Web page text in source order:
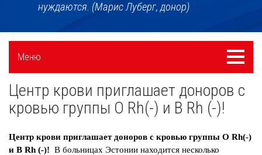
нуждаются. (Марис Луберг, донор)
Külgpaani
navigatsioon
Меню
Меню
Новости
Галерея
Сотрудничество
Центр крови приглашает доноров с
кровью группы O Rh(-) и B Rh (-)!
Центр крови приглашает доноров с кровью группы O Rh(-)
и B Rh (-)! В больницах Эстонии находится несколько